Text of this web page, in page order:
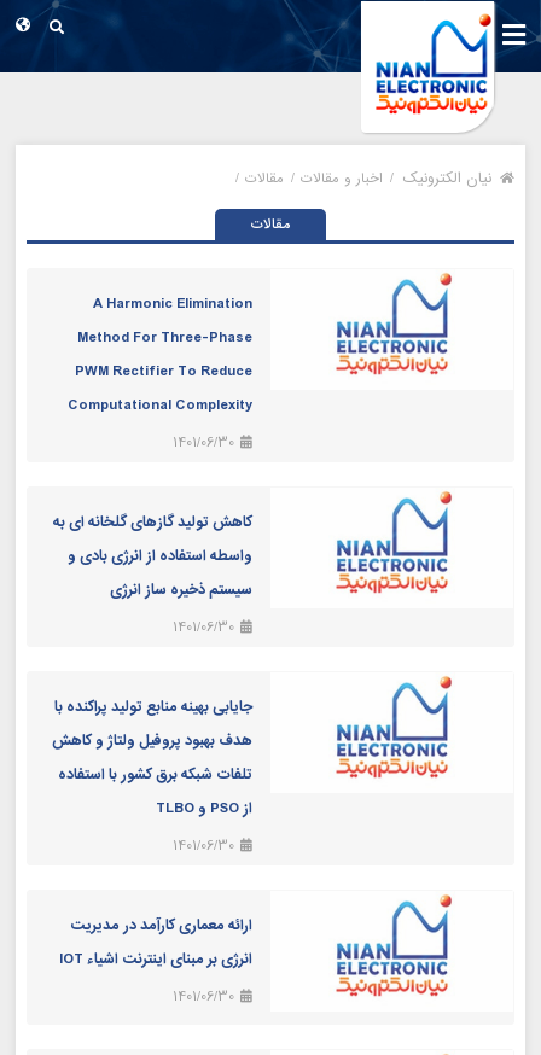
نیان الکترونیک / اخبار و مقالات / مقالات /
مقالات
A Harmonic Elimination
Method For Three-Phase
PWM Rectifier To Reduce
Computational Complexity
1401/06/30
کاهش تولید گازهای گلخانه ای به
واسطه استفاده از انرژی بادی و
سیستم ذخیره ساز انرژی
1401/06/30
جایابی بهینه منابع تولید پراکنده با
هدف بهبود پروفیل ولتاژ و کاهش
تلفات شبکه برق کشور با استفاده
از PSO و TLBO
1401/06/30
ارائه معماری کارآمد در مدیریت
انرژی بر مبنای اینترنت اشیاء IOT
1401/06/30